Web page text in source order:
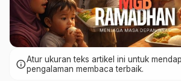
infoAtur ukuran teks artikel ini untuk
pengalaman membaca terbaik.